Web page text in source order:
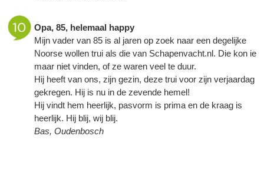
Opa, 85, helemaal happy
Mijn vader van 85 is al jaren op zoek naar een degelijke
Noorse wollen trui als die van Schapenvacht.nl. Die kon ie
maar niet vinden, of ze waren veel te duur.
Hij heeft van ons, zijn gezin, deze trui voor zijn verjaardag
gekregen. Hij is nu in de zevende hemel!
Hij vindt hem heerlijk, pasvorm is prima en de kraag is
heerlijk. Hij blij, wij blij.
Bas, Oudenbosch